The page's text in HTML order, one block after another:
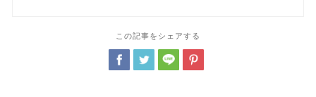
この記事をシェアする